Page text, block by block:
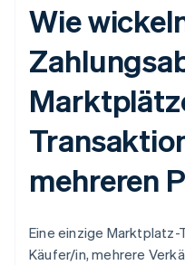
Wie
mehreren
Eine einzige Marktplatz-
Käufer/in, mehrere